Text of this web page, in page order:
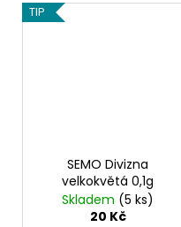
TIP
SEMO Divizna
velkokvětá 0,1g
Skladem (5 ks)
20 Kč